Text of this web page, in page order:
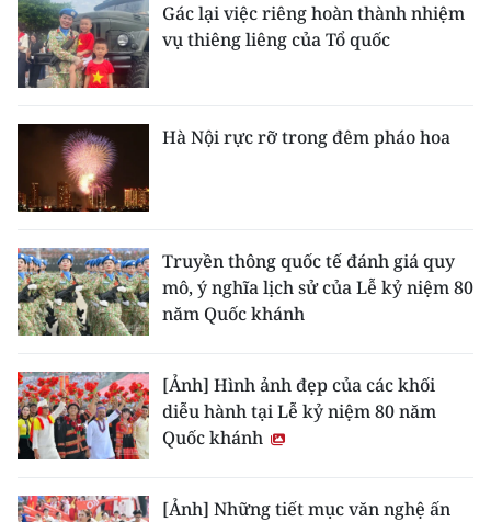
KHOA HỌC - CÔNG NGHỆ
MÔI TRƯỜNG
BẠN ĐỌC
KIỂM CHỨNG THÔNG TIN
54 DÂN TỘC VIỆT NAM
CHƯƠNG TRÌNH OCOP - MỖI XÃ
MỘT SẢN PHẨM
RADIO
MEDIA CENTER
Gác lại việc riêng hoàn thành nhiệm
vụ thiêng liêng của Tổ quốc
Hà Nội rực rỡ trong đêm pháo hoa
Truyền thông quốc tế đánh giá quy
mô, ý nghĩa lịch sử của Lễ kỷ niệm 80
năm Quốc khánh
[Ảnh] Hình ảnh đẹp của các khối
diễu hành tại Lễ kỷ niệm 80 năm
Quốc khánh
[Ảnh] Những tiết mục văn nghệ ấn